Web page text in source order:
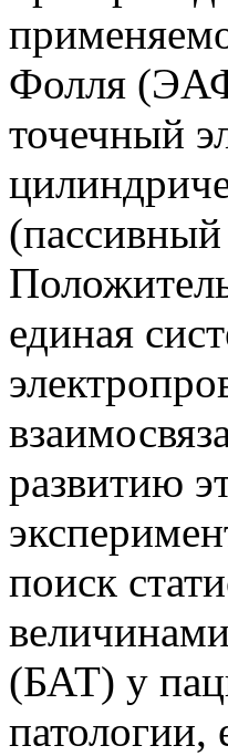
Фолля
точечный
единая
развитию
поиск
(БАТ) у